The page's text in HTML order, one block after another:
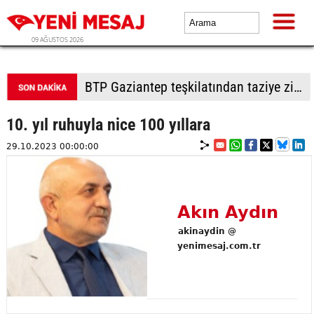
09 AĞUSTOS 2026
BTP Gaziantep teşkilatından taziye ziyareti: Cevizli köyü halkıyla buluşma
10. yıl ruhuyla nice 100 yıllara
29.10.2023 00:00:00
Akın Aydın
akinaydin @
yenimesaj.com.tr